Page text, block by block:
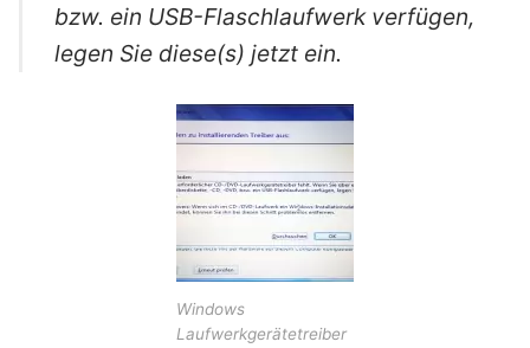
bzw. ein USB-Flaschlaufwerk verfügen,
legen Sie diese(s) jetzt ein.
Windows
Laufwerkgerätetreiber